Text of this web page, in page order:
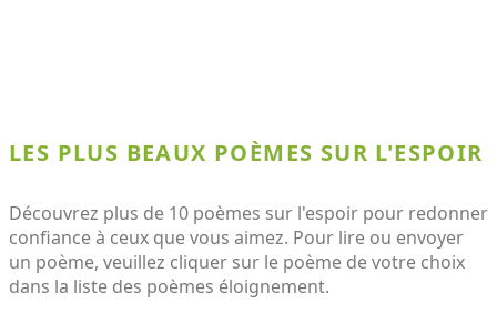
LES PLUS BEAUX POÈMES SUR L'ESPOIR
Découvrez plus de 10 poèmes sur l'espoir pour redonner
confiance à ceux que vous aimez. Pour lire ou envoyer
un poème, veuillez cliquer sur le poème de votre choix
dans la liste des poèmes éloignement.